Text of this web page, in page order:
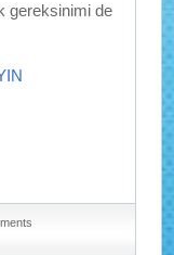
gereksinimi de